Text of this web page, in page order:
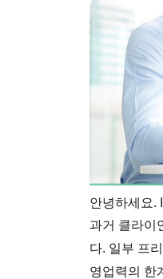
안녕하세요.
과거 클라이
다. 일부 프
영업력의 한